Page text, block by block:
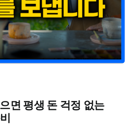
으면 평생 돈 걱정 없는